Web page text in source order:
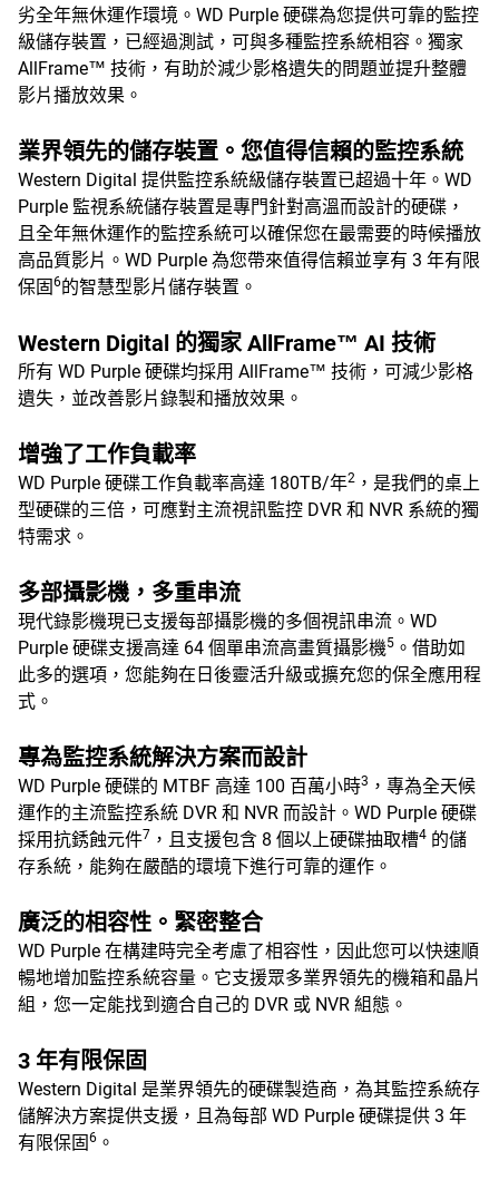
劣全年無休運作環境。WD Purple 硬碟為您提供可靠的監控
級儲存裝置，已經過測試，可與多種監控系統相容。獨家
AllFrame™ 技術，有助於減少影格遺失的問題並提升整體
影片播放效果。
業界領先的儲存裝置。您值得信賴的監控系統
Western Digital 提供監控系統級儲存裝置已超過十年。WD
Purple 監視系統儲存裝置是專門針對高溫而設計的硬碟，
且全年無休運作的監控系統可以確保您在最需要的時候播放
高品質影片。WD Purple 為您帶來值得信賴並享有 3 年有限
保固6的智慧型影片儲存裝置。
Western Digital 的獨家 AllFrame™ AI 技術
所有 WD Purple 硬碟均採用 AllFrame™ 技術，可減少影格
遺失，並改善影片錄製和播放效果。
增強了工作負載率
WD Purple 硬碟工作負載率高達 180TB/年2 ，是我們的桌上
型硬碟的三倍，可應對主流視訊監控 DVR 和 NVR 系統的獨
特需求。
多部攝影機，多重串流
現代錄影機現已支援每部攝影機的多個視訊串流。WD
Purple 硬碟支援高達 64 個單串流高畫質攝影機5 。借助如
此多的選項，您能夠在日後靈活升級或擴充您的保全應用程
式。
專為監控系統解決方案而設計
WD Purple 硬碟的 MTBF 高達 100 百萬小時3 ，專為全天候
運作的主流監控系統 DVR 和 NVR 而設計。WD Purple 硬碟
採用抗銹蝕元件7 ，且支援包含 8 個以上硬碟抽取槽4 的儲
存系統，能夠在嚴酷的環境下進行可靠的運作。
廣泛的相容性。緊密整合
WD Purple 在構建時完全考慮了相容性，因此您可以快速順
暢地增加監控系統容量。它支援眾多業界領先的機箱和晶片
組，您一定能找到適合自己的 DVR 或 NVR 組態。
3 年有限保固
Western Digital 是業界領先的硬碟製造商，為其監控系統存
儲解決方案提供支援，且為每部 WD Purple 硬碟提供 3 年
有限保固6 。